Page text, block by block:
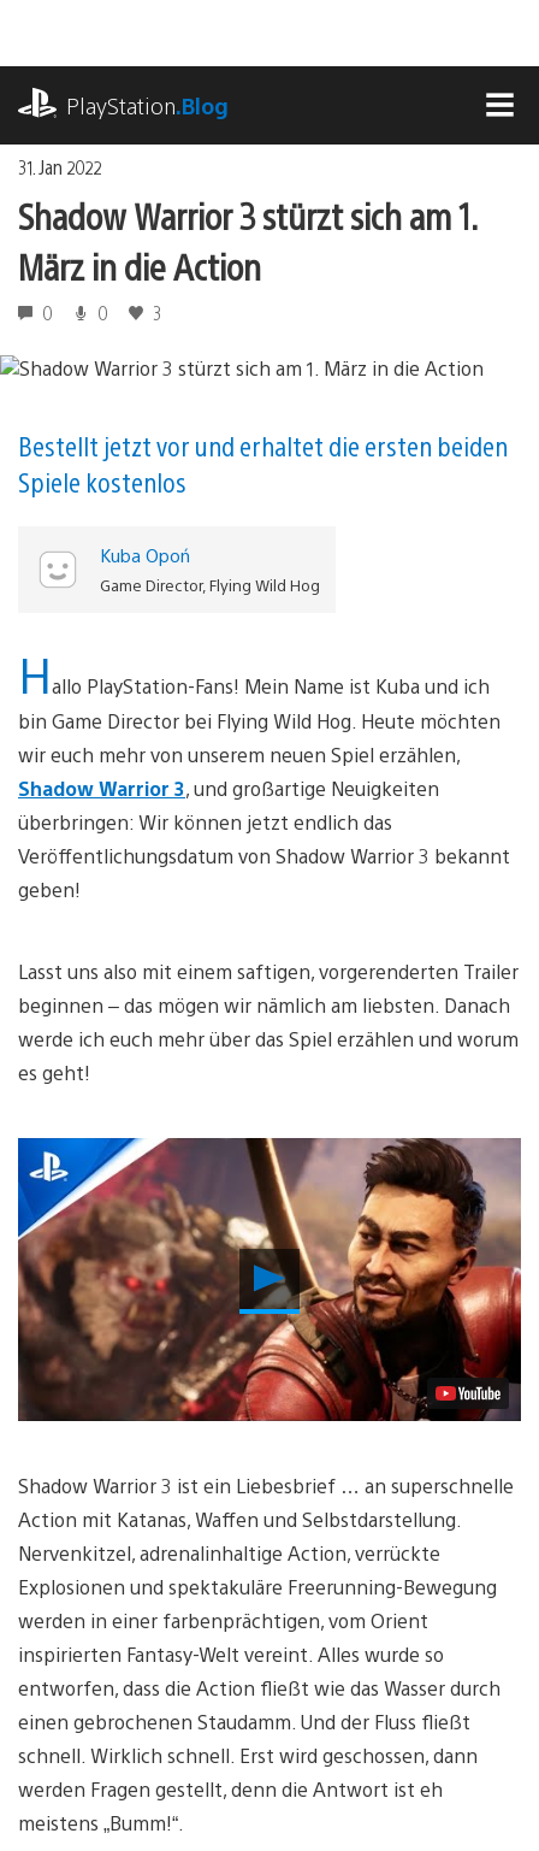
springen
PlayStation.Blog
31. Jan 2022
Shadow Warrior 3 stürzt sich am 1.
März in die Action
0 0 3
Bestellt jetzt vor und erhaltet die ersten beiden
Spiele kostenlos
Kuba Opoń
Game Director, Flying Wild Hog
Hallo PlayStation-Fans! Mein Name ist Kuba und ich
bin Game Director bei Flying Wild Hog. Heute möchten
wir euch mehr von unserem neuen Spiel erzählen,
Shadow Warrior 3, und großartige Neuigkeiten
überbringen: Wir können jetzt endlich das
Veröffentlichungsdatum von Shadow Warrior 3 bekannt
geben!
Lasst uns also mit einem saftigen, vorgerenderten Trailer
beginnen – das mögen wir nämlich am liebsten. Danach
werde ich euch mehr über das Spiel erzählen und worum
es geht!
Video
abspielen
Shadow Warrior 3 ist ein Liebesbrief … an superschnelle
Action mit Katanas, Waffen und Selbstdarstellung.
Nervenkitzel, adrenalinhaltige Action, verrückte
Explosionen und spektakuläre Freerunning-Bewegung
werden in einer farbenprächtigen, vom Orient
inspirierten Fantasy-Welt vereint. Alles wurde so
entworfen, dass die Action fließt wie das Wasser durch
einen gebrochenen Staudamm. Und der Fluss fließt
schnell. Wirklich schnell. Erst wird geschossen, dann
werden Fragen gestellt, denn die Antwort ist eh
meistens „Bumm!“.